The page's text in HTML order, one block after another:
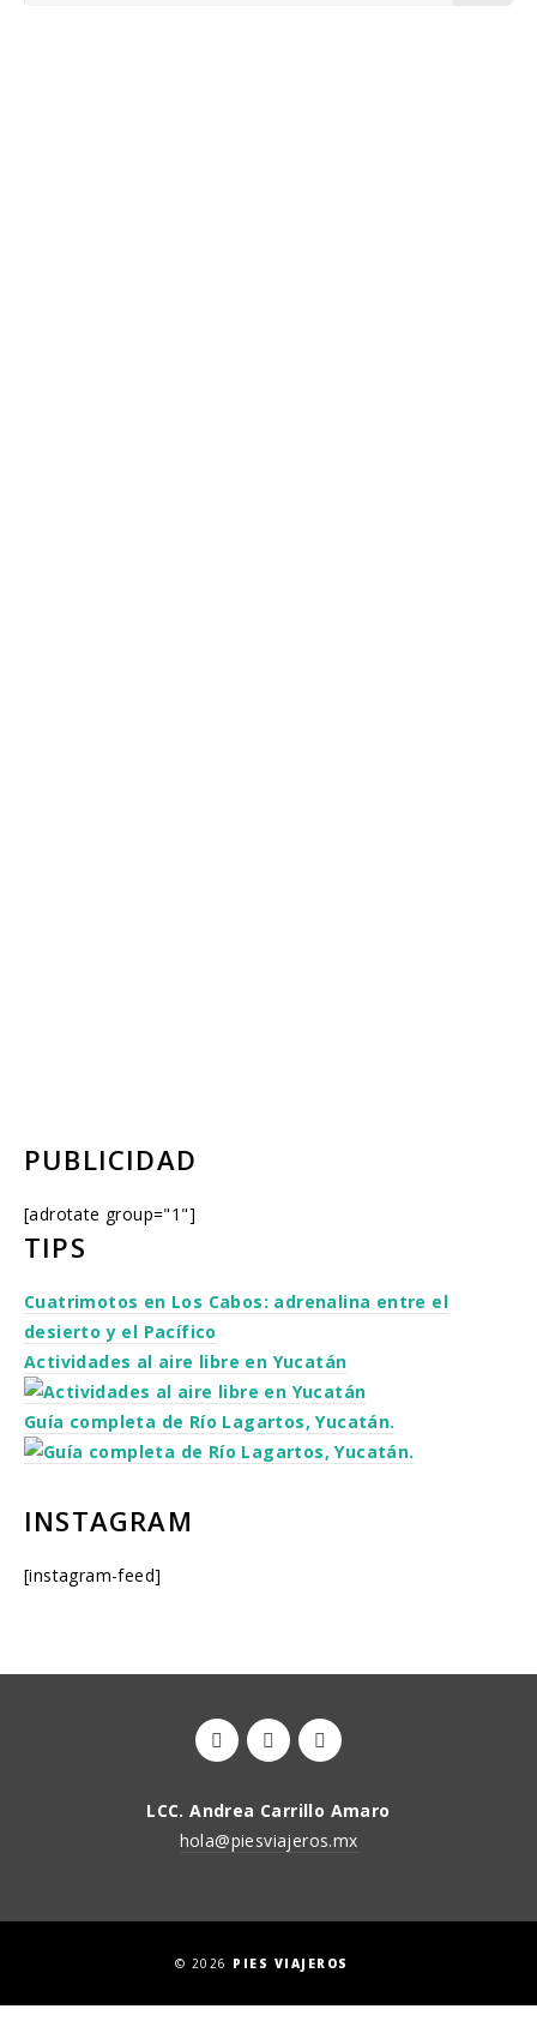
PUBLICIDAD
[adrotate group="1"]
TIPS
Cuatrimotos en Los Cabos: adrenalina entre el
desierto y el Pacífico
Actividades al aire libre en Yucatán
Guía completa de Río Lagartos, Yucatán.
INSTAGRAM
[instagram-feed]
LCC. Andrea Carrillo Amaro
hola@piesviajeros.mx
© 2026 PIES VIAJEROS